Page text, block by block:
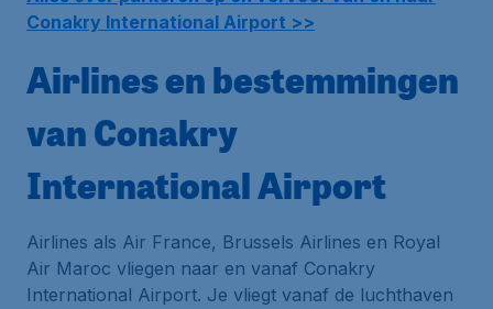
Conakry International Airport >>
Airlines en bestemmingen
van Conakry
International Airport
Airlines als Air France, Brussels Airlines en Royal
Air Maroc vliegen naar en vanaf Conakry
International Airport. Je vliegt vanaf de luchthaven